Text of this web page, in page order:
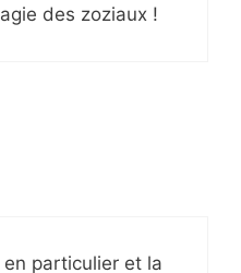
des zoziaux !
particulier et la